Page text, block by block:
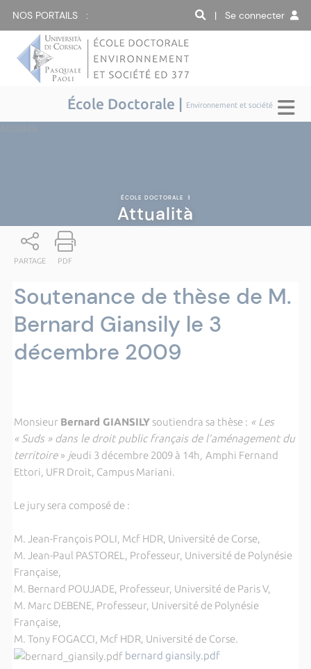
NOS PORTAILS : | Se connecter
École Doctorale | Environnement et société
ÉCOLE DOCTORALE |
Attualità
PARTAGE PDF
Soutenance de thèse de M.
Bernard Giansily le 3
décembre 2009
Monsieur Bernard GIANSILYsoutiendra sa thèse : « Les
« Suds » dans le droit public français de l’aménagement du
territoire » jeudi 3 décembre 2009 à 14h, Amphi Fernand
Ettori, UFR Droit, Campus Mariani.
Le jury sera composé de :
M. Jean-François POLI, Mcf HDR, Université de Corse,
M. Jean-Paul PASTOREL, Professeur, Université de Polynésie
Française,
M. Bernard POUJADE, Professeur, Université de Paris V,
M. Marc DEBENE, Professeur, Université de Polynésie
Française,
M. Tony FOGACCI, Mcf HDR, Université de Corse.
bernard giansily.pdf